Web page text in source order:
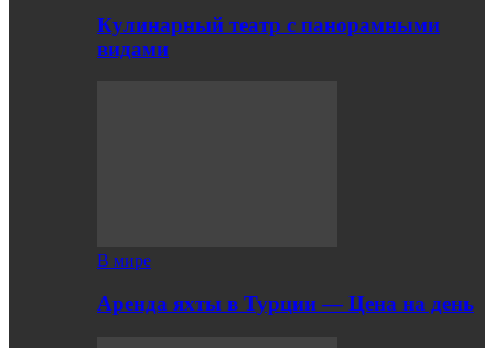
Кулинарный театр с панорамными
видами
В мире
Аренда яхты в Турции — Цена на день